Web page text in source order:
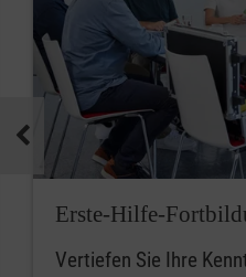
Erste-Hilfe-
Vertiefen Sie Ihre